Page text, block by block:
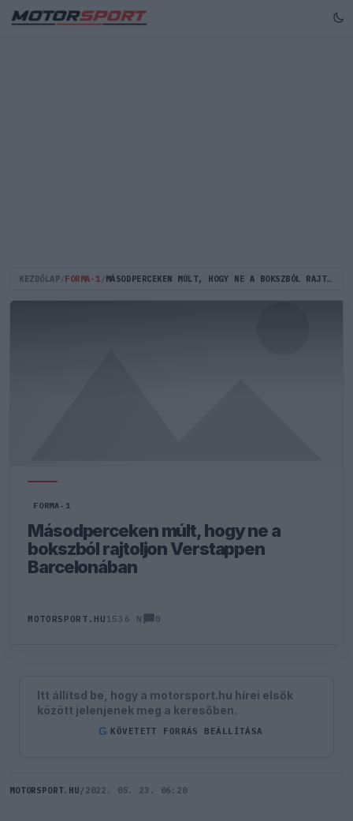
KEZDŐLAP FORMA-1 MÁSODPERCEKEN MÚLT, HOGY NE A BOKSZBÓL RAJTOLJON VERSTAPPEN BARCELONÁBAN
FORMA-1
Másodperceken múlt, hogy ne a
bokszból rajtoljon Verstappen
Barcelonában
MOTORSPORT.HU 1536 N 0
Itt állítsd be, hogy a motorsport.hu hírei elsők
között jelenjenek meg a keresőben.
G KÖVETETT FORRÁS BEÁLLÍTÁSA
MOTORSPORT.HU / 2022. 05. 23. 06:20